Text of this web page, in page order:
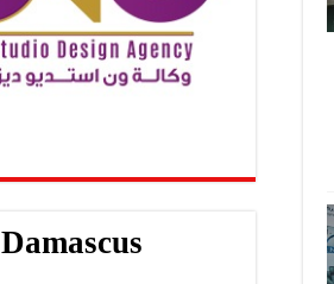
Damascus